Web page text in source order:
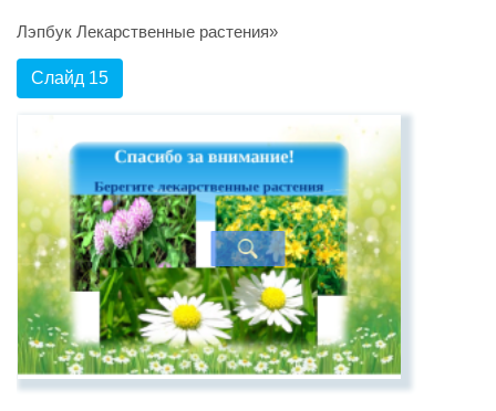
Лэпбук Лекарственные растения»
Слайд 15